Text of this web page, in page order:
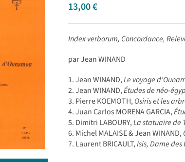
13,00€
Index verborum, Concordance,
par Jean WINAND
1. Jean WINAND,Le voyage
2. Jean WINAND,Études de néo-
3. Pierre KOEMOTH,Osiris et les
4. Juan Carlos MORENA GARCIA,
5. Dimitri LABOURY,La statuaire de
6. Michel MALAISE & Jean WINAND,
7. Laurent BRICAULT,Isis, Dame des